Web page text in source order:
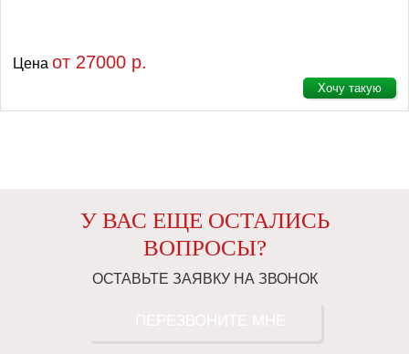
Цена от 27000 р.
Хочу такую
У ВАС ЕЩЕ ОСТАЛИСЬ
ВОПРОСЫ?
ОСТАВЬТЕ ЗАЯВКУ НА ЗВОНОК